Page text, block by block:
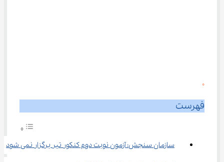
0
فهرست
سازمان سنجش: آزمون نوبت دوم کنکور تیر برگزار نمی شود